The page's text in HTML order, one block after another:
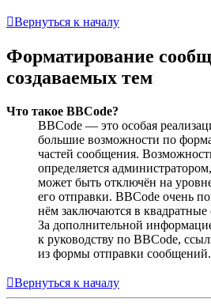
Вернуться к началу
Форматирование
создаваемых тем
Что такое BBCode?
BBCode — это особая
большие возможности по
частей сообщения.
определяется
может быть отключён на
его отправки. BBCode очень
нём заключаются в
За дополнительной
к руководству по BBCode,
из формы отправки сообщений.
Вернуться к началу